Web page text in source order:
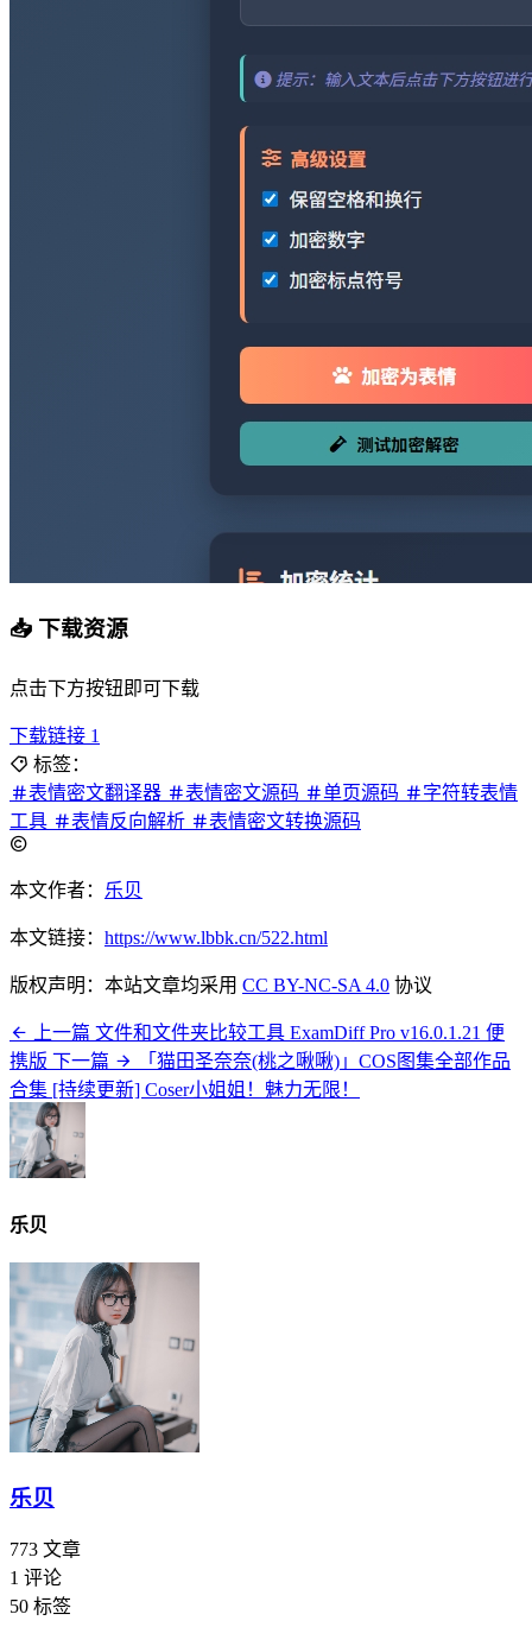
📥 下载资源
点击下方按钮即可下载
下载链接 1
标签：
表情密文翻译器
表情密文源码 单页源码
字符转表情
工具
表情反向解析 表情密文转换源码
本文作者： 乐贝
本文链接： https://www.lbbk.cn/522.html
版权声明：本站文章均采用 CC BY-NC-SA 4.0 协议
上一篇 文件和文件夹比较工具 ExamDiff Pro v16.0.1.21 便
携版 下一篇
「猫田圣奈奈(桃之啾啾)」COS图集全部作品
合集 [持续更新] Coser小姐姐！魅力无限！
乐贝
乐贝
773 文章
1 评论
50 标签